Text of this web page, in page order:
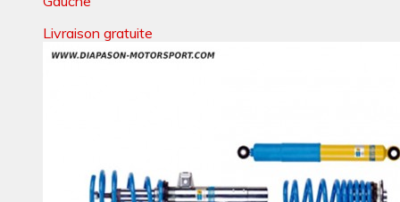
Livraison gratuite